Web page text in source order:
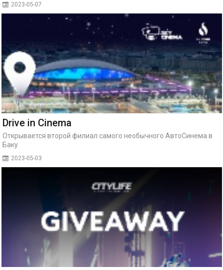
2023-05-07
Drive in Cinema
Открывается второй филиал самого необычного АвтоСинема в
Баку
2023-05-03